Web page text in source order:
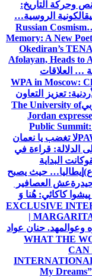
وحركة التاريخ:
الكونية الروسية…
Russian
Memory: A New
Okediran’s
Afolayan, Heads to
… العلاقات
WPA in Moscow:
تعزيز التعاون
The University of
Jordan
Public
لا تغضب يا نعمان
الدلالة: قراءة في
وكانت البداية
إيطاليا… حيث يصبح
عش العصافير
پیشوا کاکائي: هُنا وَ
EXCLUSIVE
|
وعوالمهد. حنان عواد
WHAT THE
CAN
My